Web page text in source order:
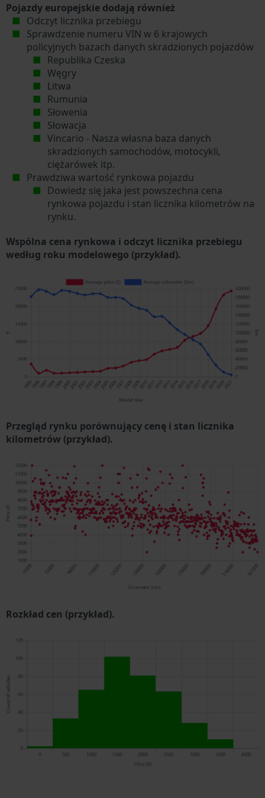
Pojazdy europejskie dodają również
Odczyt licznika przebiegu
Sprawdzenie numeru VIN w 6 krajowych
policyjnych bazach danych skradzionych pojazdów
Republika Czeska
Węgry
Litwa
Rumunia
Słowenia
Słowacja
Vincario - Nasza własna baza danych
skradzionych samochodów, motocykli,
ciężarówek itp.
Prawdziwa wartość rynkowa pojazdu
Dowiedz się jaka jest powszechna cena
rynkowa pojazdu i stan licznika kilometrów na
rynku.
Wspólna cena rynkowa i odczyt licznika przebiegu
według roku modelowego (przykład).
Przegląd rynku porównujący cenę i stan licznika
kilometrów (przykład).
Rozkład cen (przykład).